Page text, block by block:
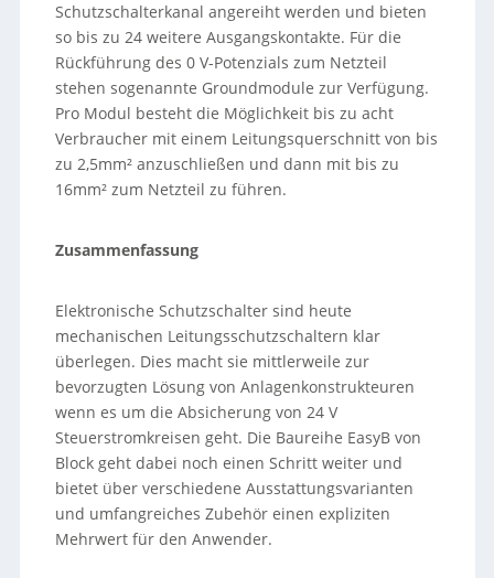
Schutzschalterkanal angereiht werden und bieten
so bis zu 24 weitere Ausgangskontakte. Für die
Rückführung des 0 V-Potenzials zum Netzteil
stehen sogenannte Groundmodule zur Verfügung.
Pro Modul besteht die Möglichkeit bis zu acht
Verbraucher mit einem Leitungsquerschnitt von bis
zu 2,5mm² anzuschließen und dann mit bis zu
16mm² zum Netzteil zu führen.
Zusammenfassung
Elektronische Schutzschalter sind heute
mechanischen Leitungsschutzschaltern klar
überlegen. Dies macht sie mittlerweile zur
bevorzugten Lösung von Anlagenkonstrukteuren
wenn es um die Absicherung von 24 V
Steuerstromkreisen geht. Die Baureihe EasyB von
Block geht dabei noch einen Schritt weiter und
bietet über verschiedene Ausstattungsvarianten
und umfangreiches Zubehör einen expliziten
Mehrwert für den Anwender.